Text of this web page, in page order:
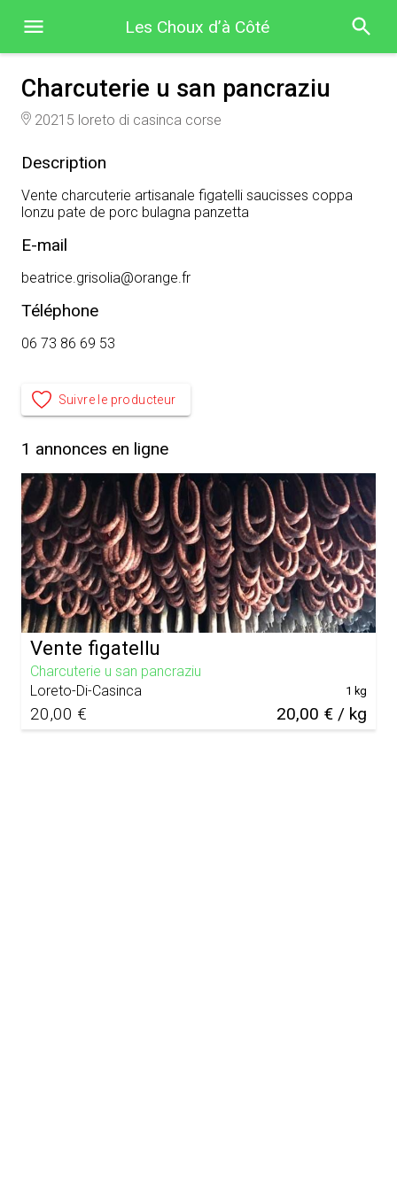
Les Choux d’à Côté
Charcuterie u san pancraziu
20215 loreto di casinca corse
Description
Vente charcuterie artisanale figatelli saucisses coppa
lonzu pate de porc bulagna panzetta
E-mail
beatrice.grisolia@orange.fr
Téléphone
06 73 86 69 53
Suivre le producteur
1 annonces en ligne
Vente figatellu
Charcuterie u san pancraziu
Loreto-Di-Casinca
20,00 € 20,00 € / kg
1 kg